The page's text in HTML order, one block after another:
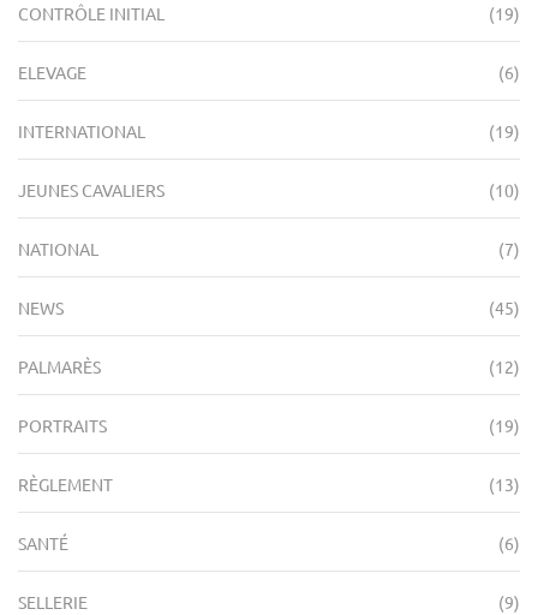
CONTRÔLE INITIAL (19)
ELEVAGE (6)
INTERNATIONAL (19)
JEUNES CAVALIERS (10)
NATIONAL (7)
NEWS (45)
PALMARÈS (12)
PORTRAITS (19)
RÈGLEMENT (13)
SANTÉ (6)
SELLERIE (9)